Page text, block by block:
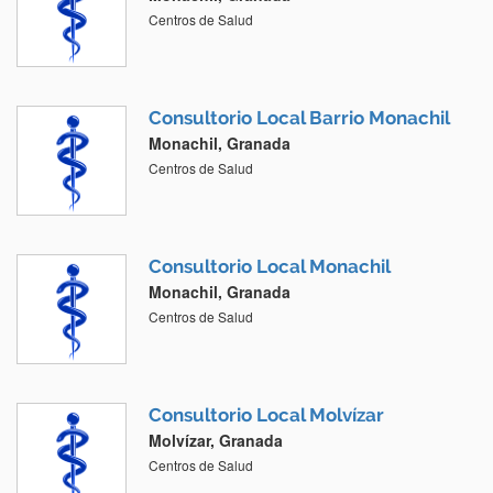
Centros de Salud
Consultorio Local Barrio Monachil
Monachil, Granada
Centros de Salud
Consultorio Local Monachil
Monachil, Granada
Centros de Salud
Consultorio Local Molvízar
Molvízar, Granada
Centros de Salud